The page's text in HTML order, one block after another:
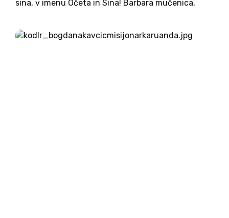
sina, v imenu Očeta in Sina! Barbara mučenica,
krvnikov in sodnikov, prosi za morilce, prosi...